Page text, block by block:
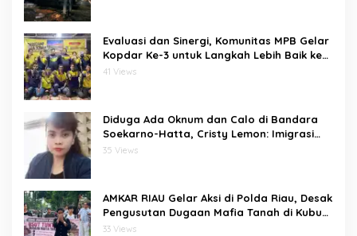
Evaluasi dan Sinergi, Komunitas MPB Gelar
Kopdar Ke-3 untuk Langkah Lebih Baik ke
Depan
41 Views
Diduga Ada Oknum dan Calo di Bandara
Soekarno-Hatta, Cristy Lemon: Imigrasi
Harus Jadi Garda Depan Lawan TPPO
35 Views
AMKAR RIAU Gelar Aksi di Polda Riau, Desak
Pengusutan Dugaan Mafia Tanah di Kubu
Babussalam, Kabupaten Rokan Hilir
33 Views